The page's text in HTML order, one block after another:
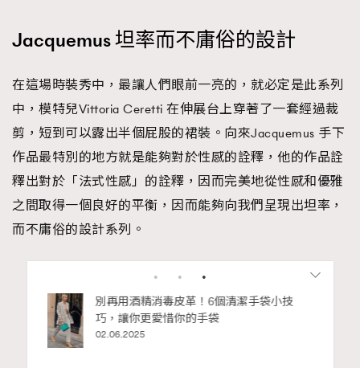
Jacquemus 坦率而不庸俗的設計
在這場時裝秀中，最讓人們眼前一亮的，就必定是此系列
中，模特兒Vittoria Ceretti 在伸展台上穿著了一套經過裁
剪，短到可以露出半個屁股的裙裝。向來Jacquemus 手下
作品最特別的地方就是能夠對於性感的詮釋，他的作品詮
釋出對於「法式性感」的詮釋，因而完美地從性感和優雅
之間取得一個良好的平衡，因而能夠向我們呈現出坦率，
而不庸俗的設計系列。
Advertisement